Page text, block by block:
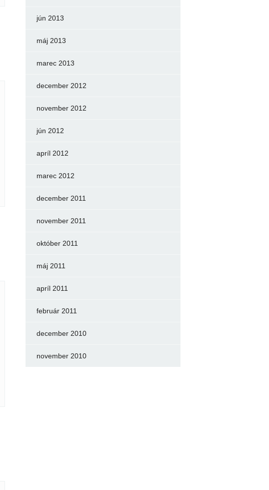
jún 2013
máj 2013
marec 2013
december 2012
november 2012
jún 2012
apríl 2012
marec 2012
december 2011
november 2011
október 2011
máj 2011
apríl 2011
február 2011
december 2010
november 2010